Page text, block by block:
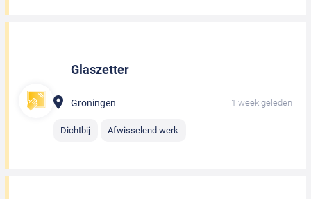
Glaszetter
Groningen 1 week geleden
Dichtbij Afwisselend werk